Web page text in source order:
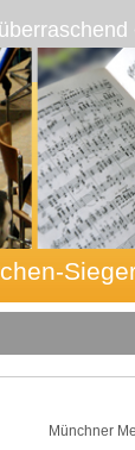
Münchner